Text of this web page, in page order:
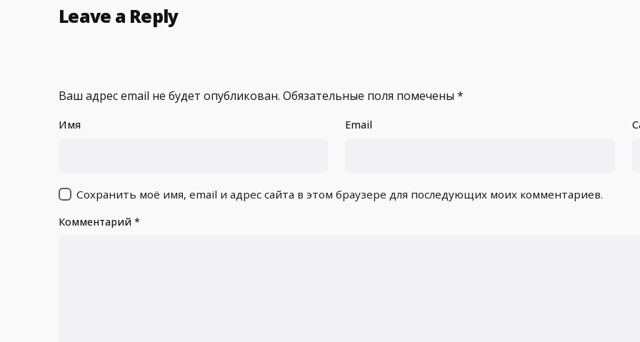
Leave a Reply
Ваш адрес email не будет опубликован. Обязательные поля помечены *
Имя Email
Сохранить моё имя, email и адрес сайта в этом браузере для последующих моих комментариев.
Комментарий *